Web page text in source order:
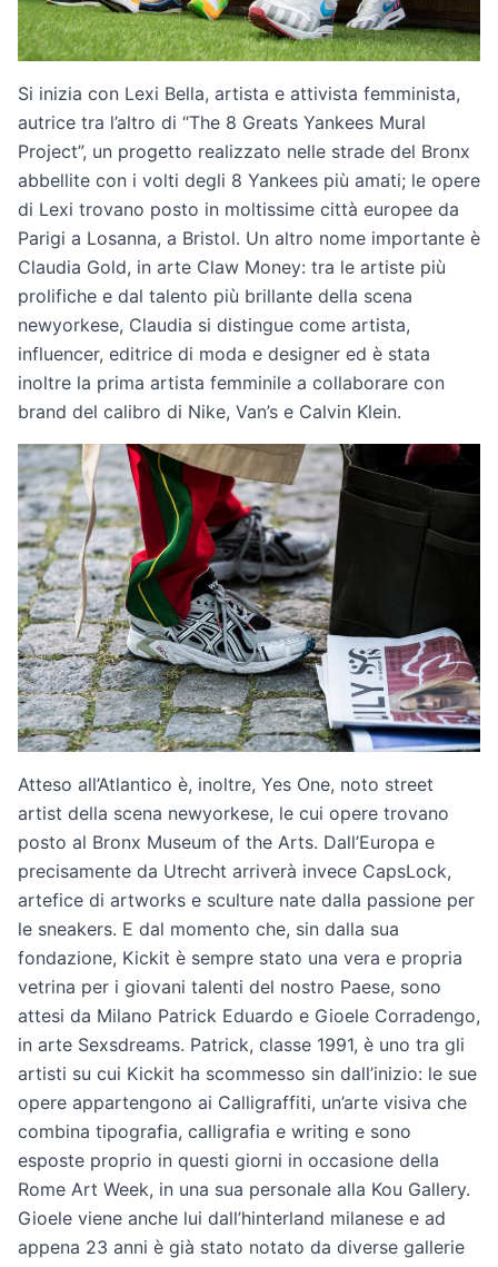
Si inizia con Lexi Bella, artista e attivista femminista,
autrice tra l’altro di “The 8 Greats Yankees Mural
Project”, un progetto realizzato nelle strade del Bronx
abbellite con i volti degli 8 Yankees più amati; le opere
di Lexi trovano posto in moltissime città europee da
Parigi a Losanna, a Bristol. Un altro nome importante è
Claudia Gold, in arte Claw Money: tra le artiste più
prolifiche e dal talento più brillante della scena
newyorkese, Claudia si distingue come artista,
influencer, editrice di moda e designer ed è stata
inoltre la prima artista femminile a collaborare con
brand del calibro di Nike, Van’s e Calvin Klein.
Atteso all’Atlantico è, inoltre, Yes One, noto street
artist della scena newyorkese, le cui opere trovano
posto al Bronx Museum of the Arts. Dall’Europa e
precisamente da Utrecht arriverà invece CapsLock,
artefice di artworks e sculture nate dalla passione per
le sneakers. E dal momento che, sin dalla sua
fondazione, Kickit è sempre stato una vera e propria
vetrina per i giovani talenti del nostro Paese, sono
attesi da Milano Patrick Eduardo e Gioele Corradengo,
in arte Sexsdreams. Patrick, classe 1991, è uno tra gli
artisti su cui Kickit ha scommesso sin dall’inizio: le sue
opere appartengono ai Calligraffiti, un’arte visiva che
combina tipografia, calligrafia e writing e sono
esposte proprio in questi giorni in occasione della
Rome Art Week, in una sua personale alla Kou Gallery.
Gioele viene anche lui dall’hinterland milanese e ad
appena 23 anni è già stato notato da diverse gallerie